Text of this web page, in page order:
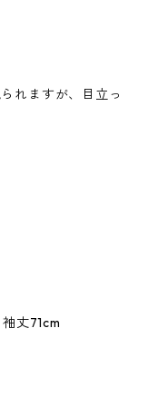
れますが、目立っ
丈71cm